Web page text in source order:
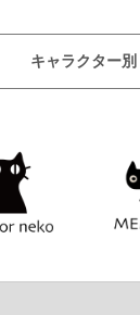
キャラクター別